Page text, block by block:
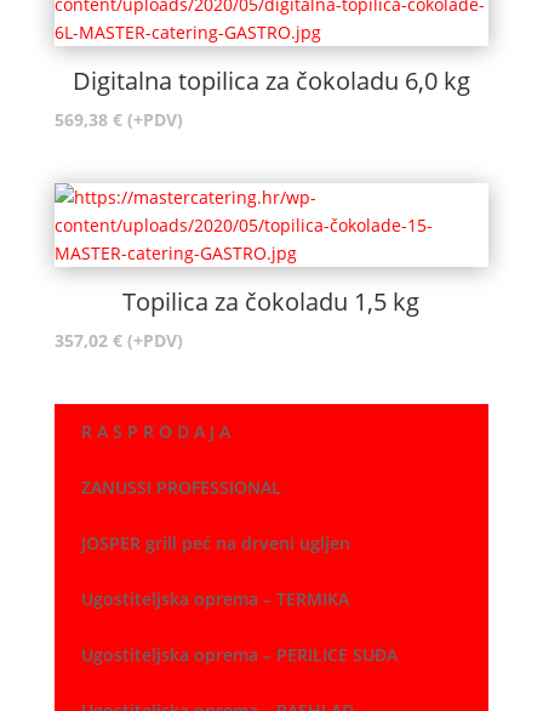
Digitalna topilica za čokoladu 6,0 kg
569,38 € (+PDV)
Topilica za čokoladu 1,5 kg
357,02 € (+PDV)
R A S P R O D A J A
ZANUSSI PROFESSIONAL
JOSPER grill peć na drveni ugljen
Ugostiteljska oprema – TERMIKA
Ugostiteljska oprema – PERILICE SUĐA